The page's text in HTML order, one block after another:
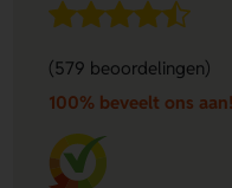
(579 beoordelingen)
100% beveelt ons aan!